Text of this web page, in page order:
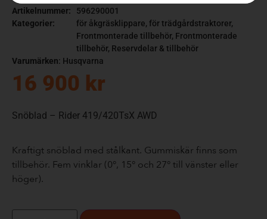
Artikelnummer:
596290001
Kategorier:
för åkgräsklippare, för trädgårdstraktorer,
Frontmonterade tillbehör, Frontmonterade
tillbehör, Reservdelar & tillbehör
Varumärken: Husqvarna
16 900 kr
Snöblad – Rider 419/420TsX AWD
Kraftigt snöblad med stålkant. Gummiskär finns som
tillbehör. Fem vinklar (0°, 15° och 27° till vänster eller
höger).